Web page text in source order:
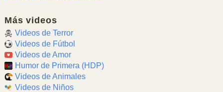
Más videos
Videos de Terror
Videos de Fútbol
Videos de Amor
Humor de Primera (HDP)
Videos de Animales
Videos de Niños